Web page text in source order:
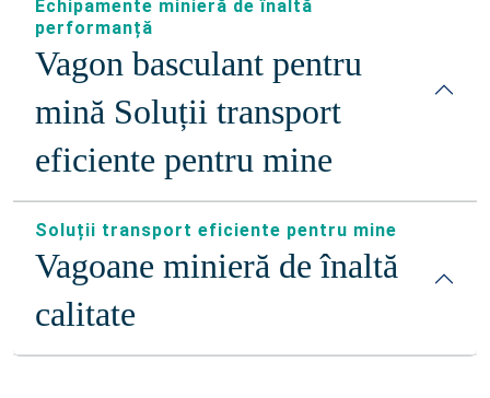
Echipamente minieră de înaltă
performanță
Vagon basculant pentru
mină Soluții transport
eficiente pentru mine
Soluții transport eficiente pentru mine
Vagoane minieră de înaltă
calitate